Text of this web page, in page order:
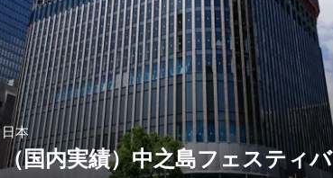
日本
（国内実績）中之島フェスティバ